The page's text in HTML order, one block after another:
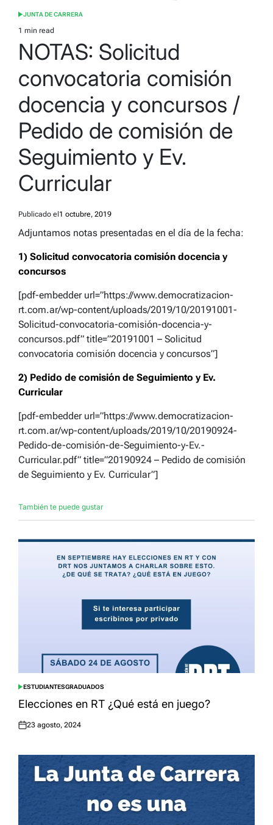
POSTED
IN
JUNTA DE CARRERA
Estimated
read
time
1 min read
NOTAS: Solicitud
convocatoria comisión
docencia y concursos /
Pedido de comisión de
Seguimiento y Ev.
Curricular
Publicado el 1 octubre, 2019
Adjuntamos notas presentadas en el día de la fecha:
1) Solicitud convocatoria comisión docencia y
concursos
[pdf-embedder url=”https://www.democratizacion-
rt.com.ar/wp-content/uploads/2019/10/20191001-
Solicitud-convocatoria-comisión-docencia-y-
concursos.pdf” title=”20191001 – Solicitud
convocatoria comisión docencia y concursos”]
2) Pedido de comisión de Seguimiento y Ev.
Curricular
[pdf-embedder url=”https://www.democratizacion-
rt.com.ar/wp-content/uploads/2019/10/20190924-
Pedido-de-comisión-de-Seguimiento-y-Ev.-
Curricular.pdf” title=”20190924 – Pedido de comisión
de Seguimiento y Ev. Curricular”]
También te puede gustar
POSTED
IN
ESTUDIANTESGRADUADOS
Elecciones en RT ¿Qué está en juego?
Posted
23 agosto, 2024